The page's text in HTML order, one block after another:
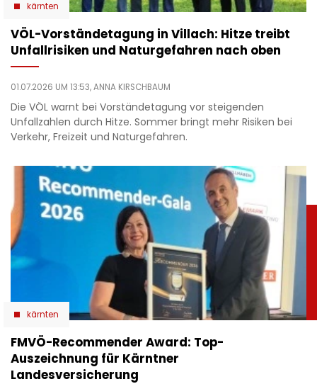
kärnten
VÖL-Vorständetagung in Villach: Hitze treibt
Unfallrisiken und Naturgefahren nach oben
01.07.2026 UM 13:53,ANNA KIRSCHBAUM
Die VÖL warnt bei Vorständetagung vor steigenden
Unfallzahlen durch Hitze. Sommer bringt mehr Risiken bei
Verkehr, Freizeit und Naturgefahren.
kärnten
​FMVÖ-Recommender Award: Top-
Auszeichnung für Kärntner
Landesversicherung